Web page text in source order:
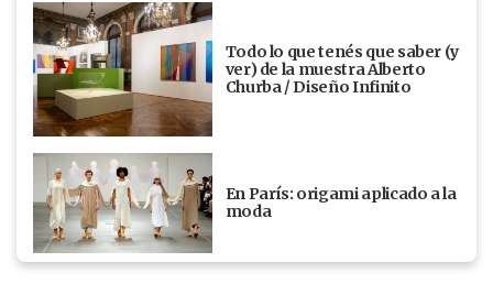
Todo lo que tenés que saber (y
ver) de la muestra Alberto
Churba / Diseño Infinito
En París: origami aplicado a la
moda